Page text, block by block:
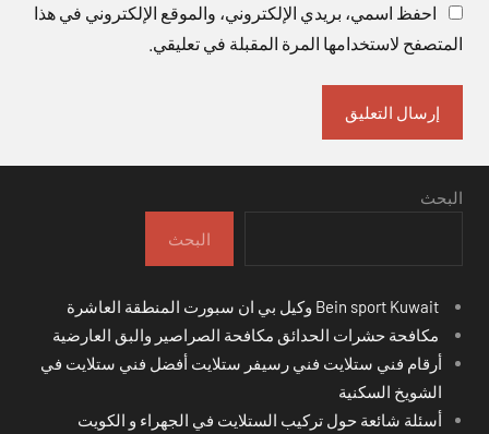
احفظ اسمي، بريدي الإلكتروني، والموقع الإلكتروني في هذا
المتصفح لاستخدامها المرة المقبلة في تعليقي.
البحث
البحث
مكافحة حشرات الحدائق مكافحة الصراصير والبق العارضية
أرقام فني ستلايت فني رسيفر ستلايت أفضل فني ستلايت في
الشويخ السكنية
أسئلة شائعة حول تركيب الستلايت في الجهراء و الكويت